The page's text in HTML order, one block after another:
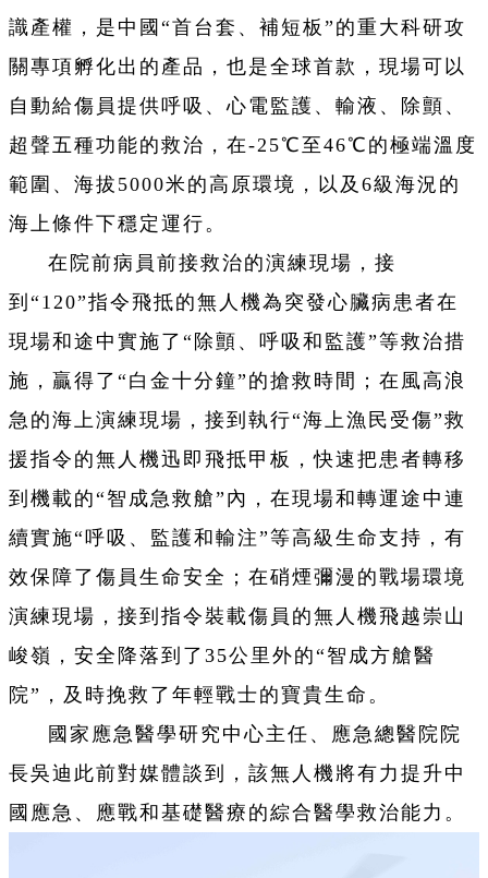
識產權，是中國“首台套、補短板”的重大科研攻
關專項孵化出的產品，也是全球首款，現場可以
自動給傷員提供呼吸、心電監護、輸液、除顫、
超聲五種功能的救治，在-25℃至46℃的極端溫度
範圍、海拔5000米的高原環境，以及6級海況的
海上條件下穩定運行。
在院前病員前接救治的演練現場，接
到“120”指令飛抵的無人機為突發心臟病患者在
現場和途中實施了“除顫、呼吸和監護”等救治措
施，贏得了“白金十分鐘”的搶救時間；在風高浪
急的海上演練現場，接到執行“海上漁民受傷”救
援指令的無人機迅即飛抵甲板，快速把患者轉移
到機載的“智成急救艙”內，在現場和轉運途中連
續實施“呼吸、監護和輸注”等高級生命支持，有
效保障了傷員生命安全；在硝煙彌漫的戰場環境
演練現場，接到指令裝載傷員的無人機飛越崇山
峻嶺，安全降落到了35公里外的“智成方艙醫
院”，及時挽救了年輕戰士的寶貴生命。
國家應急醫學研究中心主任、應急總醫院院
長吳迪此前對媒體談到，該無人機將有力提升中
國應急、應戰和基礎醫療的綜合醫學救治能力。